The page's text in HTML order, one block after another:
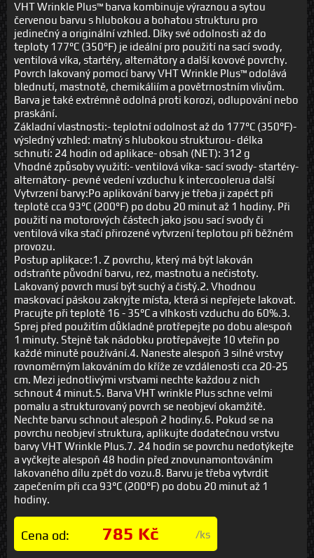
VHT Wrinkle Plus™ barva kombinuje výraznou a sytou
červenou barvu s hlubokou a bohatou strukturu pro
jedinečný a originální vzhled. Díky své odolnosti až do
teploty 177°C (350°F) je ideální pro použití na sací svody,
ventilová víka, startéry, alternátory a další kovové povrchy.
Povrch lakovaný pomocí barvy VHT Wrinkle Plus™ odolává
blednutí, mastnotě, chemikáliím a povětrnostním vlivům.
Barva je také extrémně odolná proti korozi, odlupování nebo
praskání.
Základní vlastnosti:- teplotní odolnost až do 177°C (350°F)-
výsledný vzhled: matný s hlubokou strukturou- délka
schnutí: 24 hodin od aplikace- obsah (NET): 312 g
Vhodné způsoby využití:- ventilová víka- sací svody- startéry-
alternátory- pevné vedení vzduchu k intercoolerua další
Vytvrzení barvy:Po aplikování barvy je třeba ji zapéct při
teplotě cca 93°C (200°F) po dobu 20 minut až 1 hodiny. Při
použití na motorových částech jako jsou sací svody či
ventilová víka stačí přirozené vytvrzení teplotou při běžném
provozu.
Postup aplikace:1. Z povrchu, který má být lakován
odstraňte původní barvu, rez, mastnotu a nečistoty.
Lakovaný povrch musí být suchý a čistý.2. Vhodnou
maskovací páskou zakryjte místa, která si nepřejete lakovat.
Pracujte při teplotě 16 - 35°C a vlhkosti vzduchu do 60%.3.
Sprej před použitím důkladně protřepejte po dobu alespoň
1 minuty. Stejně tak nádobku protřepávejte 10 vteřin po
každé minutě používání.4. Naneste alespoň 3 silné vrstvy
rovnoměrným lakováním do kříže ze vzdálenosti cca 20-25
cm. Mezi jednotlivými vrstvami nechte každou z nich
schnout 4 minut.5. Barva VHT wrinkle Plus schne velmi
pomalu a strukturovaný povrch se neobjeví okamžitě.
Nechte barvu schnout alespoň 2 hodiny.6. Pokud se na
povrchu neobjeví struktura, aplikujte dodatečnou vrstvu
barvy VHT Wrinkle Plus.7. 24 hodin se povrchu nedotýkejte
a vyčkejte alespoň 48 hodin před znovunamontováním
lakovaného dílu zpět do vozu.8. Barvu je třeba vytvrdit
zapečením při cca 93°C (200°F) po dobu 20 minut až 1
hodiny.
Cena od: 785 Kč /ks